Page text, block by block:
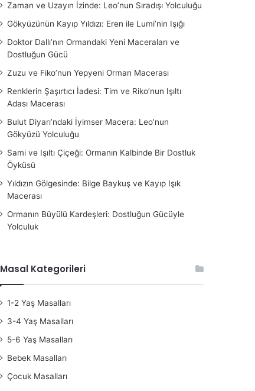
Zaman ve Uzayın İzinde: Leo’nun Sıradışı Yolculuğu
Gökyüzünün Kayıp Yıldızı: Eren ile Lumi’nin Işığı
Doktor Dallı’nın Ormandaki Yeni Maceraları ve
Dostluğun Gücü
Zuzu ve Fiko’nun Yepyeni Orman Macerası
Renklerin Şaşırtıcı İadesi: Tim ve Riko’nun Işıltı
Adası Macerası
Bulut Diyarı’ndaki İyimser Macera: Leo’nun
Gökyüzü Yolculuğu
Sami ve Işıltı Çiçeği: Ormanın Kalbinde Bir Dostluk
Öyküsü
Yıldızın Gölgesinde: Bilge Baykuş ve Kayıp Işık
Macerası
Ormanın Büyülü Kardeşleri: Dostluğun Gücüyle
Yolculuk
Masal Kategorileri
1-2 Yaş Masalları
3-4 Yaş Masalları
5-6 Yaş Masalları
Bebek Masalları
Çocuk Masalları